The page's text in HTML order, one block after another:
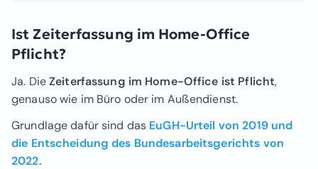
Ist Zeiterfassung im Home-Office
Pflicht?
Ja. DieZeiterfassung im Home-Office ist Pflicht,
genauso wie im Büro oder im Außendienst.
Grundlage dafür sind das EuGH-Urteil von 2019 und
die Entscheidung des Bundesarbeitsgerichts von
2022.